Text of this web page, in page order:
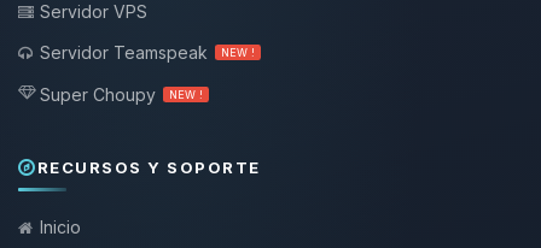
Servidor VPS
Servidor Teamspeak
NEW !
Super Choupy NEW !
RECURSOS Y SOPORTE
Inicio